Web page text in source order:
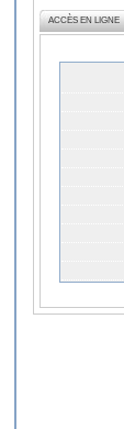
ACCÈS EN LIGNE